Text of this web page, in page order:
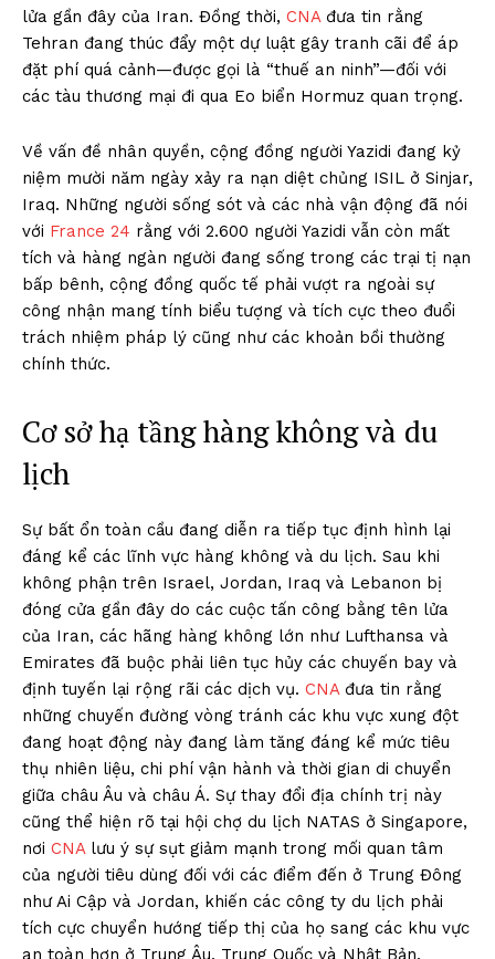
lửa gần đây của Iran. Đồng thời, CNAđưa tin rằng
Tehran đang thúc đẩy một dự luật gây tranh cãi để áp
đặt phí quá cảnh—được gọi là “thuế an ninh”—đối với
các tàu thương mại đi qua Eo biển Hormuz quan trọng.
Về vấn đề nhân quyền, cộng đồng người Yazidi đang kỷ
niệm mười năm ngày xảy ra nạn diệt chủng ISIL ở Sinjar,
Iraq. Những người sống sót và các nhà vận động đã nói
với France 24 rằng với 2.600 người Yazidi vẫn còn mất
tích và hàng ngàn người đang sống trong các trại tị nạn
bấp bênh, cộng đồng quốc tế phải vượt ra ngoài sự
công nhận mang tính biểu tượng và tích cực theo đuổi
trách nhiệm pháp lý cũng như các khoản bồi thường
chính thức.
Cơ sở hạ tầng hàng không và du
lịch
Sự bất ổn toàn cầu đang diễn ra tiếp tục định hình lại
đáng kể các lĩnh vực hàng không và du lịch. Sau khi
không phận trên Israel, Jordan, Iraq và Lebanon bị
đóng cửa gần đây do các cuộc tấn công bằng tên lửa
của Iran, các hãng hàng không lớn như Lufthansa và
Emirates đã buộc phải liên tục hủy các chuyến bay và
định tuyến lại rộng rãi các dịch vụ. CNAđưa tin rằng
những chuyến đường vòng tránh các khu vực xung đột
đang hoạt động này đang làm tăng đáng kể mức tiêu
thụ nhiên liệu, chi phí vận hành và thời gian di chuyển
giữa châu Âu và châu Á. Sự thay đổi địa chính trị này
cũng thể hiện rõ tại hội chợ du lịch NATAS ở Singapore,
nơi CNAlưu ý sự sụt giảm mạnh trong mối quan tâm
của người tiêu dùng đối với các điểm đến ở Trung Đông
như Ai Cập và Jordan, khiến các công ty du lịch phải
tích cực chuyển hướng tiếp thị của họ sang các khu vực
an toàn hơn ở Trung Âu, Trung Quốc và Nhật Bản.